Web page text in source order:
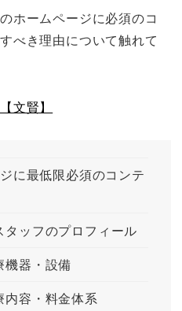
ホームページに必須のコ
べき理由について触れて
文賢】
に最低限必須のコンテ
タッフのプロフィール
機器・設備
内容・料金体系